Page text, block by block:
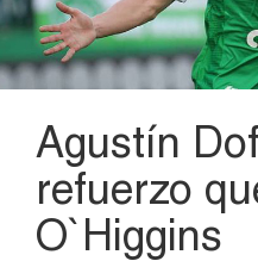
Agustín
refuerzo
O`Higgins